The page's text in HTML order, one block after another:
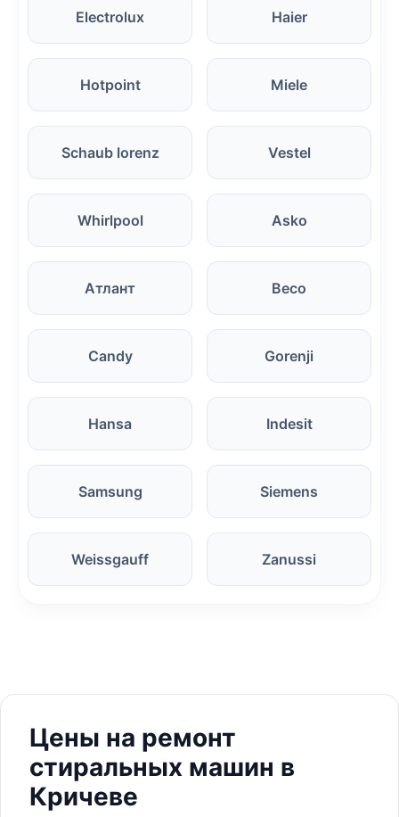
Electrolux Haier
Hotpoint Miele
Schaub lorenz Vestel
Whirlpool Asko
Атлант Beco
Candy Gorenji
Hansa Indesit
Samsung Siemens
Weissgauff Zanussi
Цены на ремонт
стиральных машин в
Кричеве